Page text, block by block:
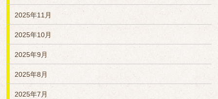
2025年11月
2025年10月
2025年9月
2025年8月
2025年7月